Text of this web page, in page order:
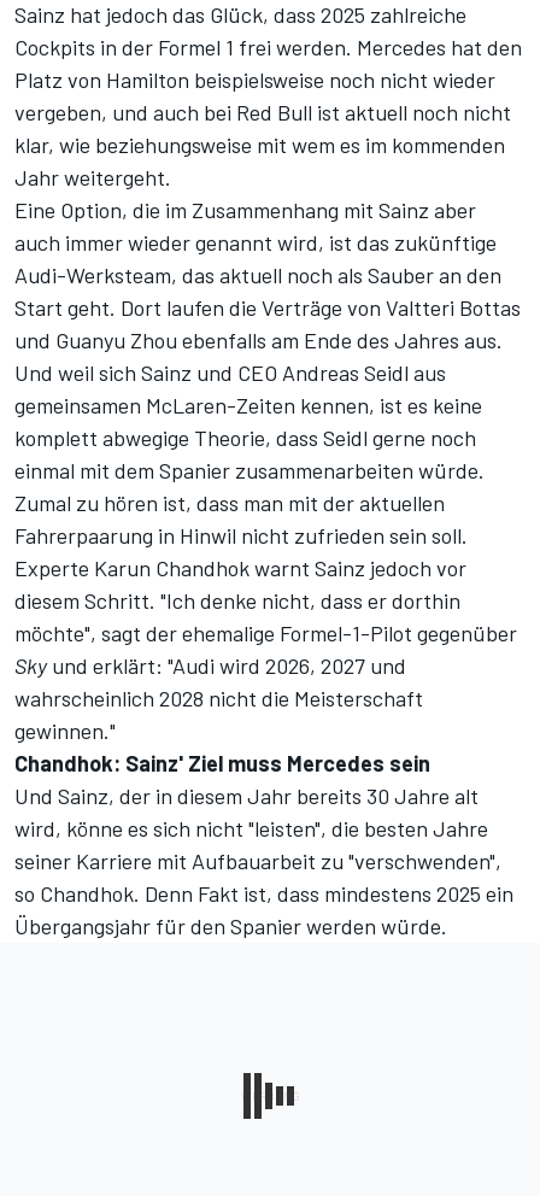
Sainz hat jedoch das Glück, dass 2025 zahlreiche
Cockpits in der Formel 1 frei werden. Mercedes hat den
Platz von Hamilton beispielsweise noch nicht wieder
vergeben, und auch bei Red Bull ist aktuell noch nicht
klar, wie beziehungsweise mit wem es im kommenden
Jahr weitergeht.
Eine Option, die im Zusammenhang mit Sainz aber
auch immer wieder genannt wird, ist das zukünftige
Audi-Werksteam, das aktuell noch als Sauber an den
Start geht. Dort laufen die Verträge von Valtteri Bottas
und Guanyu Zhou ebenfalls am Ende des Jahres aus.
Und weil sich Sainz und CEO Andreas Seidl aus
gemeinsamen McLaren-Zeiten kennen, ist es keine
komplett abwegige Theorie, dass Seidl gerne noch
einmal mit dem Spanier zusammenarbeiten würde.
Zumal zu hören ist, dass man mit der aktuellen
Fahrerpaarung in Hinwil nicht zufrieden sein soll.
Experte Karun Chandhok warnt Sainz jedoch vor
diesem Schritt. "Ich denke nicht, dass er dorthin
möchte", sagt der ehemalige Formel-1-Pilot gegenüber
Skyund erklärt: "Audi wird 2026, 2027 und
wahrscheinlich 2028 nicht die Meisterschaft
gewinnen."
Chandhok: Sainz' Ziel muss Mercedes sein
Und Sainz, der in diesem Jahr bereits 30 Jahre alt
wird, könne es sich nicht "leisten", die besten Jahre
seiner Karriere mit Aufbauarbeit zu "verschwenden",
so Chandhok. Denn Fakt ist, dass mindestens 2025 ein
Übergangsjahr für den Spanier werden würde.